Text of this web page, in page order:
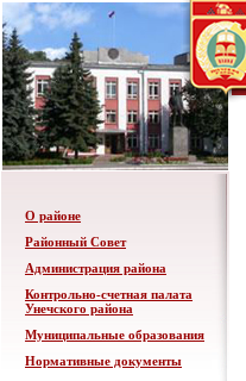
О районе
Районный Совет
Администрация района
Контрольно-счетная палата
Унечского района
Муниципальные образования
Нормативные документы